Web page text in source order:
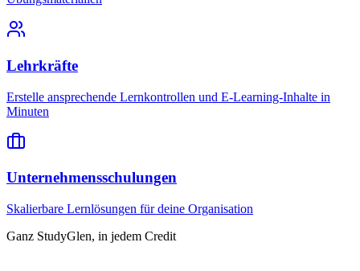
Lehrkräfte
Erstelle ansprechende Lernkontrollen und E-Learning-Inhalte in
Minuten
Unternehmensschulungen
Skalierbare Lernlösungen für deine Organisation
Ganz StudyGlen, in jedem Credit